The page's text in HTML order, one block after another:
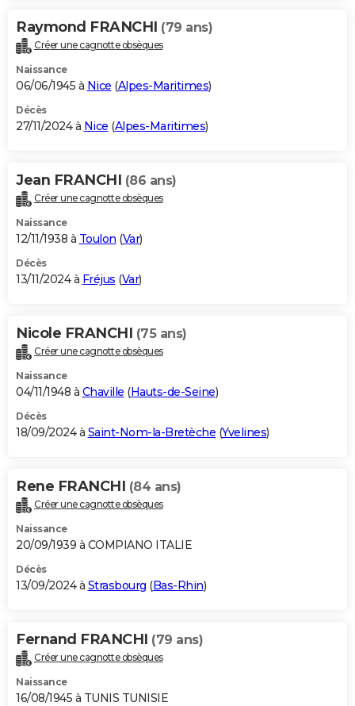
Raymond FRANCHI (79 ans)
Créer une cagnotte obsèques
Naissance
06/06/1945 à Nice (Alpes-Maritimes)
Décès
27/11/2024 à Nice (Alpes-Maritimes)
Jean FRANCHI (86 ans)
Créer une cagnotte obsèques
Naissance
12/11/1938 à Toulon (Var)
Décès
13/11/2024 à Fréjus (Var)
Nicole FRANCHI (75 ans)
Créer une cagnotte obsèques
Naissance
04/11/1948 à Chaville (Hauts-de-Seine)
Décès
18/09/2024 à Saint-Nom-la-Bretèche (Yvelines)
Rene FRANCHI (84 ans)
Créer une cagnotte obsèques
Naissance
20/09/1939 à COMPIANO ITALIE
Décès
13/09/2024 à Strasbourg (Bas-Rhin)
Fernand FRANCHI (79 ans)
Créer une cagnotte obsèques
Naissance
16/08/1945 à TUNIS TUNISIE